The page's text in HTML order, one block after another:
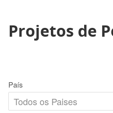
Projetos de
País